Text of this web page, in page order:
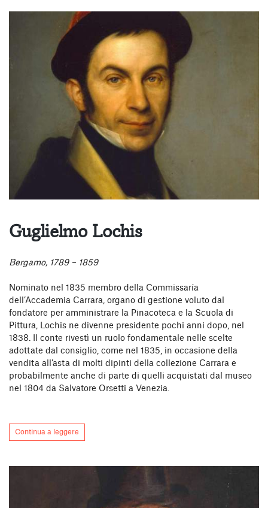
Guglielmo Lochis
Bergamo, 1789 – 1859
Nominato nel 1835 membro della Commissaría
dell’Accademia Carrara, organo di gestione voluto dal
fondatore per amministrare la Pinacoteca e la Scuola di
Pittura, Lochis ne divenne presidente pochi anni dopo, nel
1838. Il conte rivestì un ruolo fondamentale nelle scelte
adottate dal consiglio, come nel 1835, in occasione della
vendita all’asta di molti dipinti della collezione Carrara e
probabilmente anche di parte di quelli acquistati dal museo
nel 1804 da Salvatore Orsetti a Venezia.
Continua a leggere